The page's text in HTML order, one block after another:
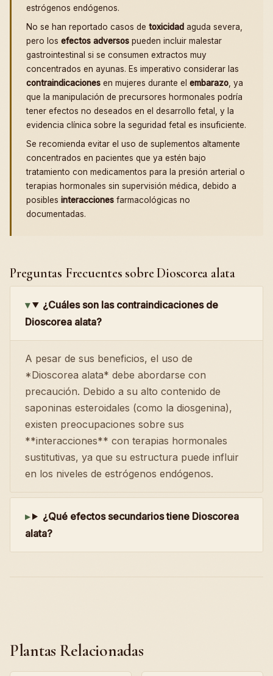
estrógenos endógenos.
No se han reportado casos de toxicidad aguda severa,
pero los efectos adversos pueden incluir malestar
gastrointestinal si se consumen extractos muy
concentrados en ayunas. Es imperativo considerar las
contraindicaciones en mujeres durante el embarazo , ya
que la manipulación de precursores hormonales podría
tener efectos no deseados en el desarrollo fetal, y la
evidencia clínica sobre la seguridad fetal es insuficiente.
Se recomienda evitar el uso de suplementos altamente
concentrados en pacientes que ya estén bajo
tratamiento con medicamentos para la presión arterial o
terapias hormonales sin supervisión médica, debido a
posibles interacciones farmacológicas no
documentadas.
Preguntas Frecuentes sobre Dioscorea alata
¿Cuáles son las contraindicaciones de
Dioscorea alata?
A pesar de sus beneficios, el uso de
*Dioscorea alata* debe abordarse con
precaución. Debido a su alto contenido de
saponinas esteroidales (como la diosgenina),
existen preocupaciones sobre sus
**interacciones** con terapias hormonales
sustitutivas, ya que su estructura puede influir
en los niveles de estrógenos endógenos.
¿Qué efectos secundarios tiene Dioscorea
alata?
Plantas Relacionadas